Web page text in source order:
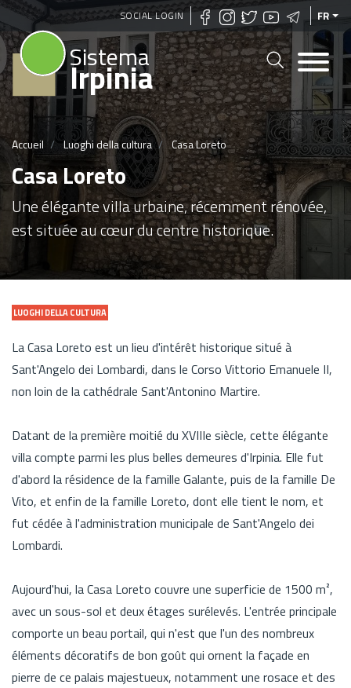
Aller
au
contenu
principal
SOCIAL LOGIN FR
Sistema
Irpinia
Accueil Luoghi della cultura Casa Loreto
Casa Loreto
Une élégante villa urbaine, récemment rénovée,
est située au cœur du centre historique.
LUOGHI DELLA CULTURA
La Casa Loreto est un lieu d'intérêt historique situé à
Sant'Angelo dei Lombardi, dans le Corso Vittorio Emanuele II,
non loin de la cathédrale Sant'Antonino Martire.
Datant de la première moitié du XVIIIe siècle, cette élégante
villa compte parmi les plus belles demeures d'Irpinia. Elle fut
d'abord la résidence de la famille Galante, puis de la famille De
Vito, et enfin de la famille Loreto, dont elle tient le nom, et
fut cédée à l'administration municipale de Sant'Angelo dei
Lombardi.
Aujourd'hui, la Casa Loreto couvre une superficie de 1500 m²,
avec un sous-sol et deux étages surélevés. L'entrée principale
comporte un beau portail, qui n'est que l'un des nombreux
éléments décoratifs de bon goût qui ornent la façade en
pierre de ce palais majestueux, notamment une rosace et des